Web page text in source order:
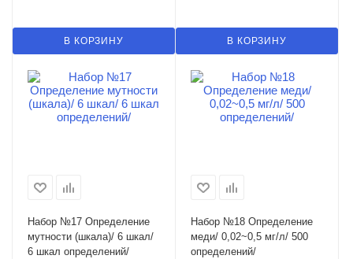
В КОРЗИНУ В КОРЗИНУ
Набор №17 Определение
мутности (шкала)/ 6 шкал/
6 шкал определений/
Набор №18 Определение
меди/ 0,02~0,5 мг/л/ 500
определений/